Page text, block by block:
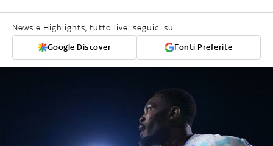
News e Highlights, tutto live: seguici su
Google Discover Fonti Preferite